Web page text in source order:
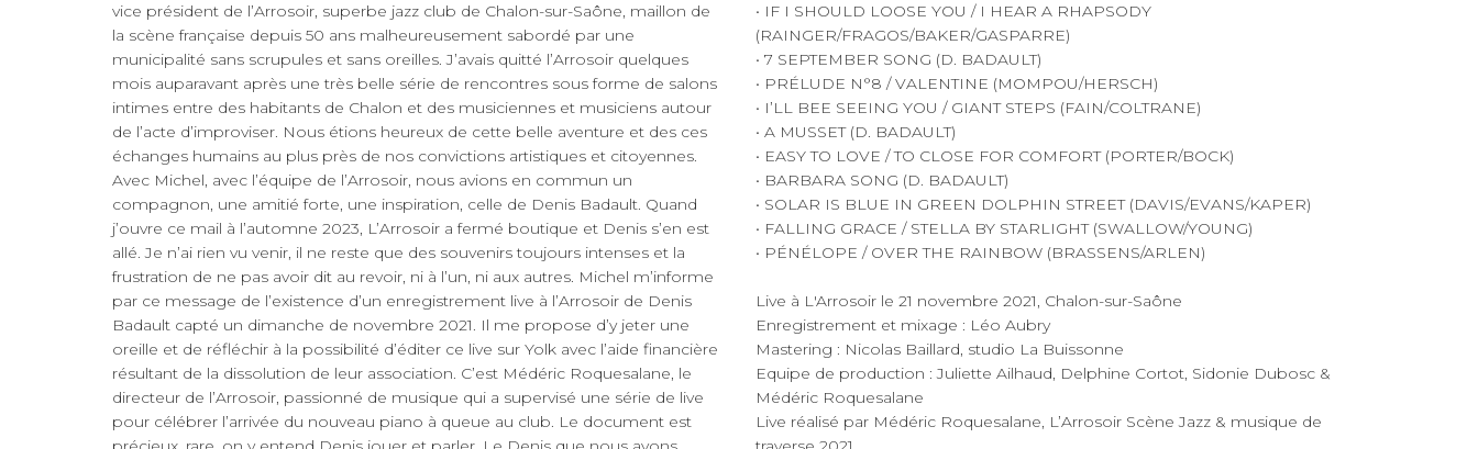
vice président de l’Arrosoir, superbe jazz club de Chalon-sur-Saône, maillon de
la scène française depuis 50 ans malheureusement sabordé par une
municipalité sans scrupules et sans oreilles. J’avais quitté l’Arrosoir quelques
mois auparavant après une très belle série de rencontres sous forme de salons
intimes entre des habitants de Chalon et des musiciennes et musiciens autour
de l’acte d’improviser. Nous étions heureux de cette belle aventure et des ces
échanges humains au plus près de nos convictions artistiques et citoyennes.
Avec Michel, avec l’équipe de l’Arrosoir, nous avions en commun un
compagnon, une amitié forte, une inspiration, celle de Denis Badault. Quand
j’ouvre ce mail à l’automne 2023, L’Arrosoir a fermé boutique et Denis s’en est
allé. Je n’ai rien vu venir, il ne reste que des souvenirs toujours intenses et la
frustration de ne pas avoir dit au revoir, ni à l’un, ni aux autres. Michel m’informe
par ce message de l’existence d’un enregistrement live à l’Arrosoir de Denis
Badault capté un dimanche de novembre 2021. Il me propose d’y jeter une
oreille et de réfléchir à la possibilité d’éditer ce live sur Yolk avec l’aide financière
résultant de la dissolution de leur association. C’est Médéric Roquesalane, le
directeur de l’Arrosoir, passionné de musique qui a supervisé une série de live
pour célébrer l’arrivée du nouveau piano à queue au club. Le document est
• IF I SHOULD LOOSE YOU / I HEAR A RHAPSODY
(RAINGER/FRAGOS/BAKER/GASPARRE)
• 7 SEPTEMBER SONG (D. BADAULT)
• PRÉLUDE N°8 / VALENTINE (MOMPOU/HERSCH)
• I’LL BEE SEEING YOU / GIANT STEPS (FAIN/COLTRANE)
• A MUSSET (D. BADAULT)
• EASY TO LOVE / TO CLOSE FOR COMFORT (PORTER/BOCK)
• BARBARA SONG (D. BADAULT)
• SOLAR IS BLUE IN GREEN DOLPHIN STREET (DAVIS/EVANS/KAPER)
• FALLING GRACE / STELLA BY STARLIGHT (SWALLOW/YOUNG)
• PÉNÉLOPE / OVER THE RAINBOW (BRASSENS/ARLEN)
Live à L'Arrosoir le 21 novembre 2021, Chalon-sur-Saône
Enregistrement et mixage : Léo Aubry
Mastering : Nicolas Baillard, studio La Buissonne
Equipe de production : Juliette Ailhaud, Delphine Cortot, Sidonie Dubosc &
Médéric Roquesalane
Live réalisé par Médéric Roquesalane, L’Arrosoir Scène Jazz & musique de